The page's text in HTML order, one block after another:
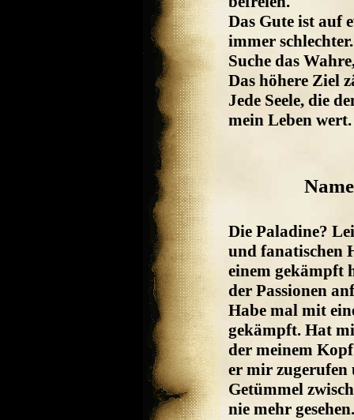
Das Gute ist auf
immer schlechter.
Suche das
Das höhere Ziel
Jede Seele, die
mein Leben wert.
Die Paladine?
und fanatischen
einem gekämpft
der Passionen
Habe mal mit
gekämpft. Hat
der meinem
er mir zugerufen
Getümmel
nie mehr